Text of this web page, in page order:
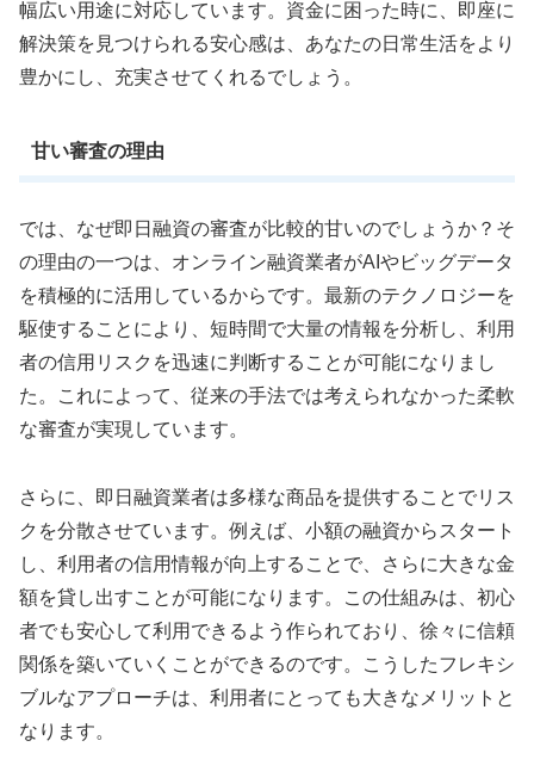
幅広い用途に対応しています。資金に困った時に、即座に
解決策を見つけられる安心感は、あなたの日常生活をより
豊かにし、充実させてくれるでしょう。
甘い審査の理由
では、なぜ即日融資の審査が比較的甘いのでしょうか？そ
の理由の一つは、オンライン融資業者がAIやビッグデータ
を積極的に活用しているからです。最新のテクノロジーを
駆使することにより、短時間で大量の情報を分析し、利用
者の信用リスクを迅速に判断することが可能になりまし
た。これによって、従来の手法では考えられなかった柔軟
な審査が実現しています。
さらに、即日融資業者は多様な商品を提供することでリス
クを分散させています。例えば、小額の融資からスタート
し、利用者の信用情報が向上することで、さらに大きな金
額を貸し出すことが可能になります。この仕組みは、初心
者でも安心して利用できるよう作られており、徐々に信頼
関係を築いていくことができるのです。こうしたフレキシ
ブルなアプローチは、利用者にとっても大きなメリットと
なります。